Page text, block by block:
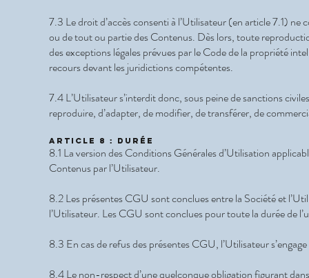
7.3 Le droit d’accès consenti à l’Utilisateur (en article 7.1)
ou de tout ou partie des Contenus. Dès lors, toute
des exceptions légales prévues par le Code de la propriété
recours devant les juridictions compétentes.
7.4 L’Utilisateur s’interdit donc, sous peine de sanctions
reproduire, d’adapter, de modifier, de transférer, de
Article 8 : Durée
8.1 La version des Conditions Générales d’Utilisation
Contenus par l’Utilisateur.
8.2 Les présentes CGU sont conclues entre la Société et
l’Utilisateur. Les CGU sont conclues pour toute la durée de
8.3 En cas de refus des présentes CGU, l’Utilisateur
8.4 Le non-respect d’une quelconque obligation figurant